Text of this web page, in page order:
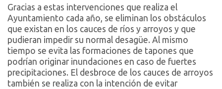
Gracias a estas intervenciones que realiza el
Ayuntamiento cada año, se eliminan los obstáculos
que existan en los cauces de ríos y arroyos y que
pudieran impedir su normal desagüe. Al mismo
tiempo se evita las formaciones de tapones que
podrían originar inundaciones en caso de fuertes
precipitaciones. El desbroce de los cauces de arroyos
también se realiza con la intención de evitar